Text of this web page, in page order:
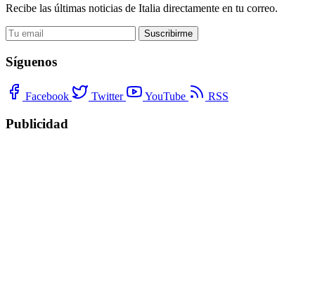
Recibe las últimas noticias de Italia directamente en tu correo.
Suscribirme
Síguenos
Facebook Twitter YouTube RSS
Publicidad